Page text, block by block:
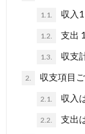
1.1. 収入
1.2. 支出
1.3. 収支
2. 収支項目
2.1. 収入
2.2. 支出